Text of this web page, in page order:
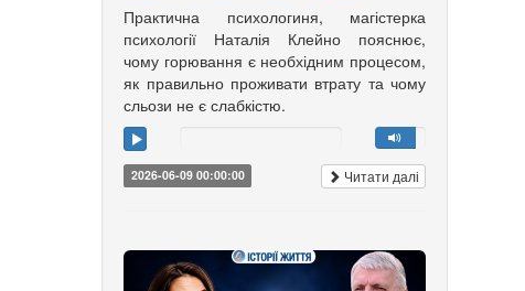
Практична психологиня, магістерка
психології Наталія Клейно пояснює,
чому горювання є необхідним процесом,
як правильно проживати втрату та чому
сльози не є слабкістю.
2026-06-09 00:00:00 Читати далі